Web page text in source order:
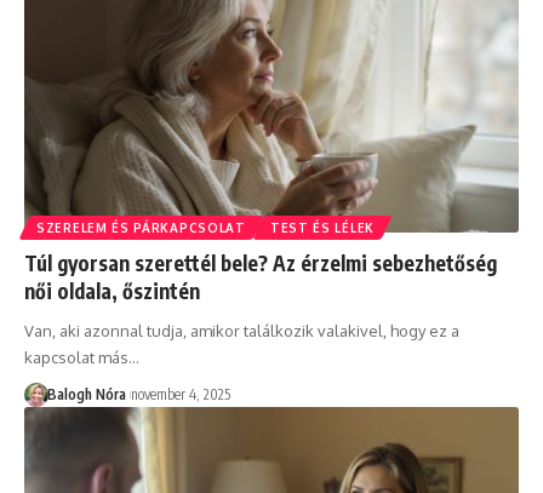
SZERELEM ÉS PÁRKAPCSOLAT TEST ÉS LÉLEK
Túl gyorsan szerettél bele? Az érzelmi sebezhetőség
női oldala, őszintén
Van, aki azonnal tudja, amikor találkozik valakivel, hogy ez a
kapcsolat más…
Balogh Nóra november 4, 2025